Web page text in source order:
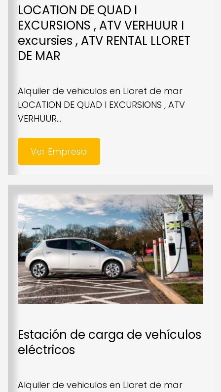
LOCATION DE QUAD I
EXCURSIONS , ATV VERHUUR I
excursies , ATV RENTAL LLORET
DE MAR
Alquiler de vehiculos en Lloret de mar
LOCATION DE QUAD I EXCURSIONS , ATV
VERHUUR...
Ver Empresa
Estación de carga de vehículos
eléctricos
Alquiler de vehiculos en Lloret de mar